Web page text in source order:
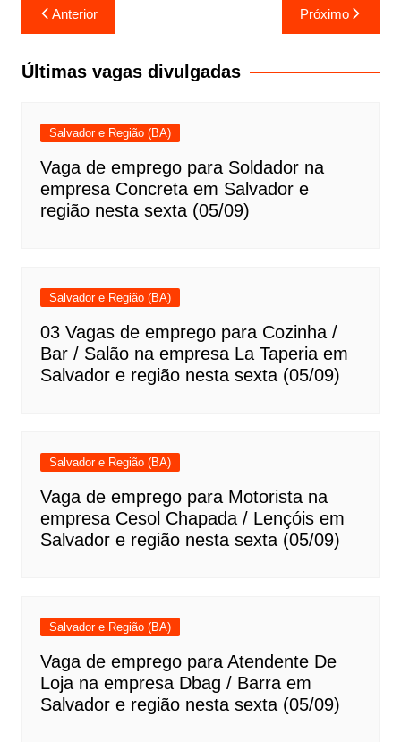
Navegação
de
Post
Anterior Próximo
Últimas vagas divulgadas
Salvador e Região (BA)
Vaga de emprego para Soldador na
empresa Concreta em Salvador e
região nesta sexta (05/09)
Salvador e Região (BA)
03 Vagas de emprego para Cozinha /
Bar / Salão na empresa La Taperia em
Salvador e região nesta sexta (05/09)
Salvador e Região (BA)
Vaga de emprego para Motorista na
empresa Cesol Chapada / Lençóis em
Salvador e região nesta sexta (05/09)
Salvador e Região (BA)
Vaga de emprego para Atendente De
Loja na empresa Dbag / Barra em
Salvador e região nesta sexta (05/09)